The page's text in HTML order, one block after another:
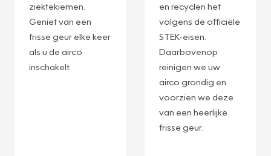
ziektekiemen.
Geniet van een
frisse geur elke keer
als u de airco
inschakelt.
en recyclen het
volgens de officiële
STEK-eisen.
Daarbovenop
reinigen we uw
airco grondig en
voorzien we deze
van een heerlijke
frisse geur.